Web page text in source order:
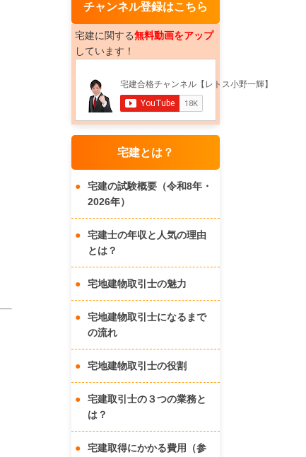
チャンネル登録はこちら
宅建に関する無料動画をアップ
しています！
宅建とは？
宅建の試験概要（令和8年・
2026年）
宅建士の年収と人気の理由
とは？
宅地建物取引士の魅力
宅地建物取引士になるまで
の流れ
宅地建物取引士の役割
宅建取引士の３つの業務と
は？
宅建取得にかかる費用（参